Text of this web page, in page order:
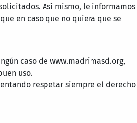
Así mismo, le informamos
en caso que no quiera que se
caso de www.madrimasd.org,
uso.
respetar siempre el derecho